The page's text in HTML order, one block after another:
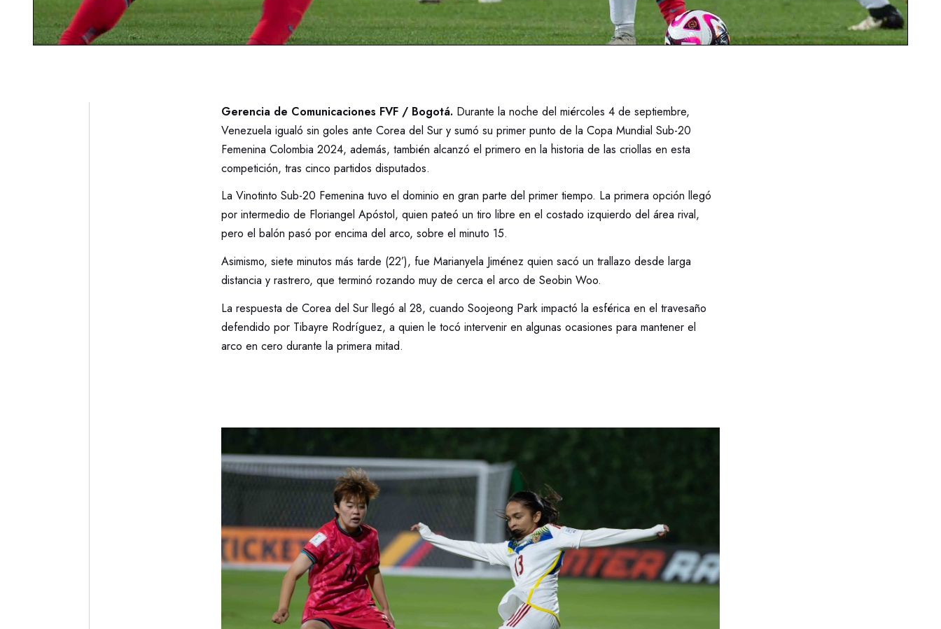
Gerencia de Comunicaciones FVF / Bogotá. Durante la noche del miércoles 4 de septiembre,
Venezuela igualó sin goles ante Corea del Sur y sumó su primer punto de la Copa Mundial Sub-20
Femenina Colombia 2024, además, también alcanzó el primero en la historia de las criollas en esta
competición, tras cinco partidos disputados.
La Vinotinto Sub-20 Femenina tuvo el dominio en gran parte del primer tiempo. La primera opción llegó
por intermedio de Floriangel Apóstol, quien pateó un tiro libre en el costado izquierdo del área rival,
pero el balón pasó por encima del arco, sobre el minuto 15.
Asimismo, siete minutos más tarde (22’), fue Marianyela Jiménez quien sacó un trallazo desde larga
distancia y rastrero, que terminó rozando muy de cerca el arco de Seobin Woo.
La respuesta de Corea del Sur llegó al 28, cuando Soojeong Park impactó la esférica en el travesaño
defendido por Tibayre Rodríguez, a quien le tocó intervenir en algunas ocasiones para mantener el
arco en cero durante la primera mitad.